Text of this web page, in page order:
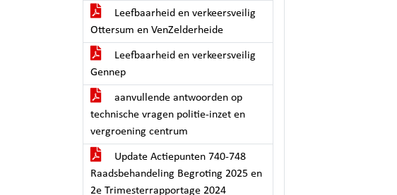
Leefbaarheid en verkeersveilig
Ottersum en VenZelderheide
Leefbaarheid en verkeersveilig
Gennep
aanvullende antwoorden op
technische vragen politie-inzet en
vergroening centrum
Update Actiepunten 740-748
Raadsbehandeling Begroting 2025 en
2e Trimesterrapportage 2024